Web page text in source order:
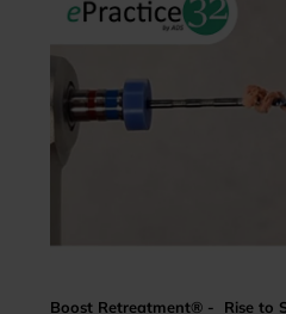
Boost Retreatment® - Rise to